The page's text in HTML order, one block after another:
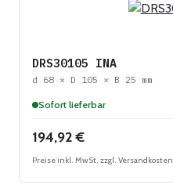
DRS30105 INA
d 68 × D 105 × B 25 mm
Sofort lieferbar
Regulärer Preis:
194,92 €
Preise inkl. MwSt. zzgl. Versandkosten